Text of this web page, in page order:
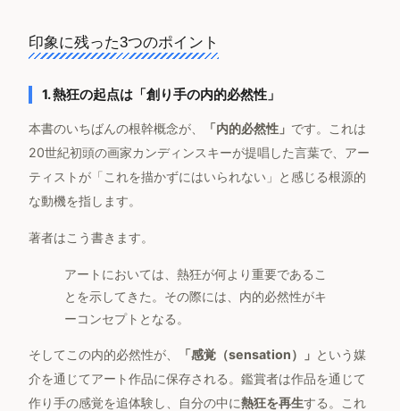
印象に残った3つのポイント
1. 熱狂の起点は「創り手の内的必然性」
本書のいちばんの根幹概念が、 「内的必然性」 です。これは
20世紀初頭の画家カンディンスキーが提唱した言葉で、アー
ティストが「これを描かずにはいられない」と感じる根源的
な動機を指します。
著者はこう書きます。
アートにおいては、熱狂が何より重要であるこ
とを示してきた。その際には、内的必然性がキ
ーコンセプトとなる。
そしてこの内的必然性が、 「感覚（sensation）」 という媒
介を通じてアート作品に保存される。鑑賞者は作品を通じて
作り手の感覚を追体験し、自分の中に熱狂を再生する。これ